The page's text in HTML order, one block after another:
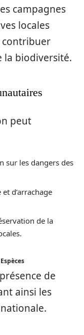
campagnes
locales
la biodiversité.
peut
sur les dangers des
d’arrachage
de la
de
ainsi les